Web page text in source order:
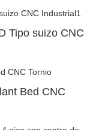
Tipo suizo CNC
Bed CNC